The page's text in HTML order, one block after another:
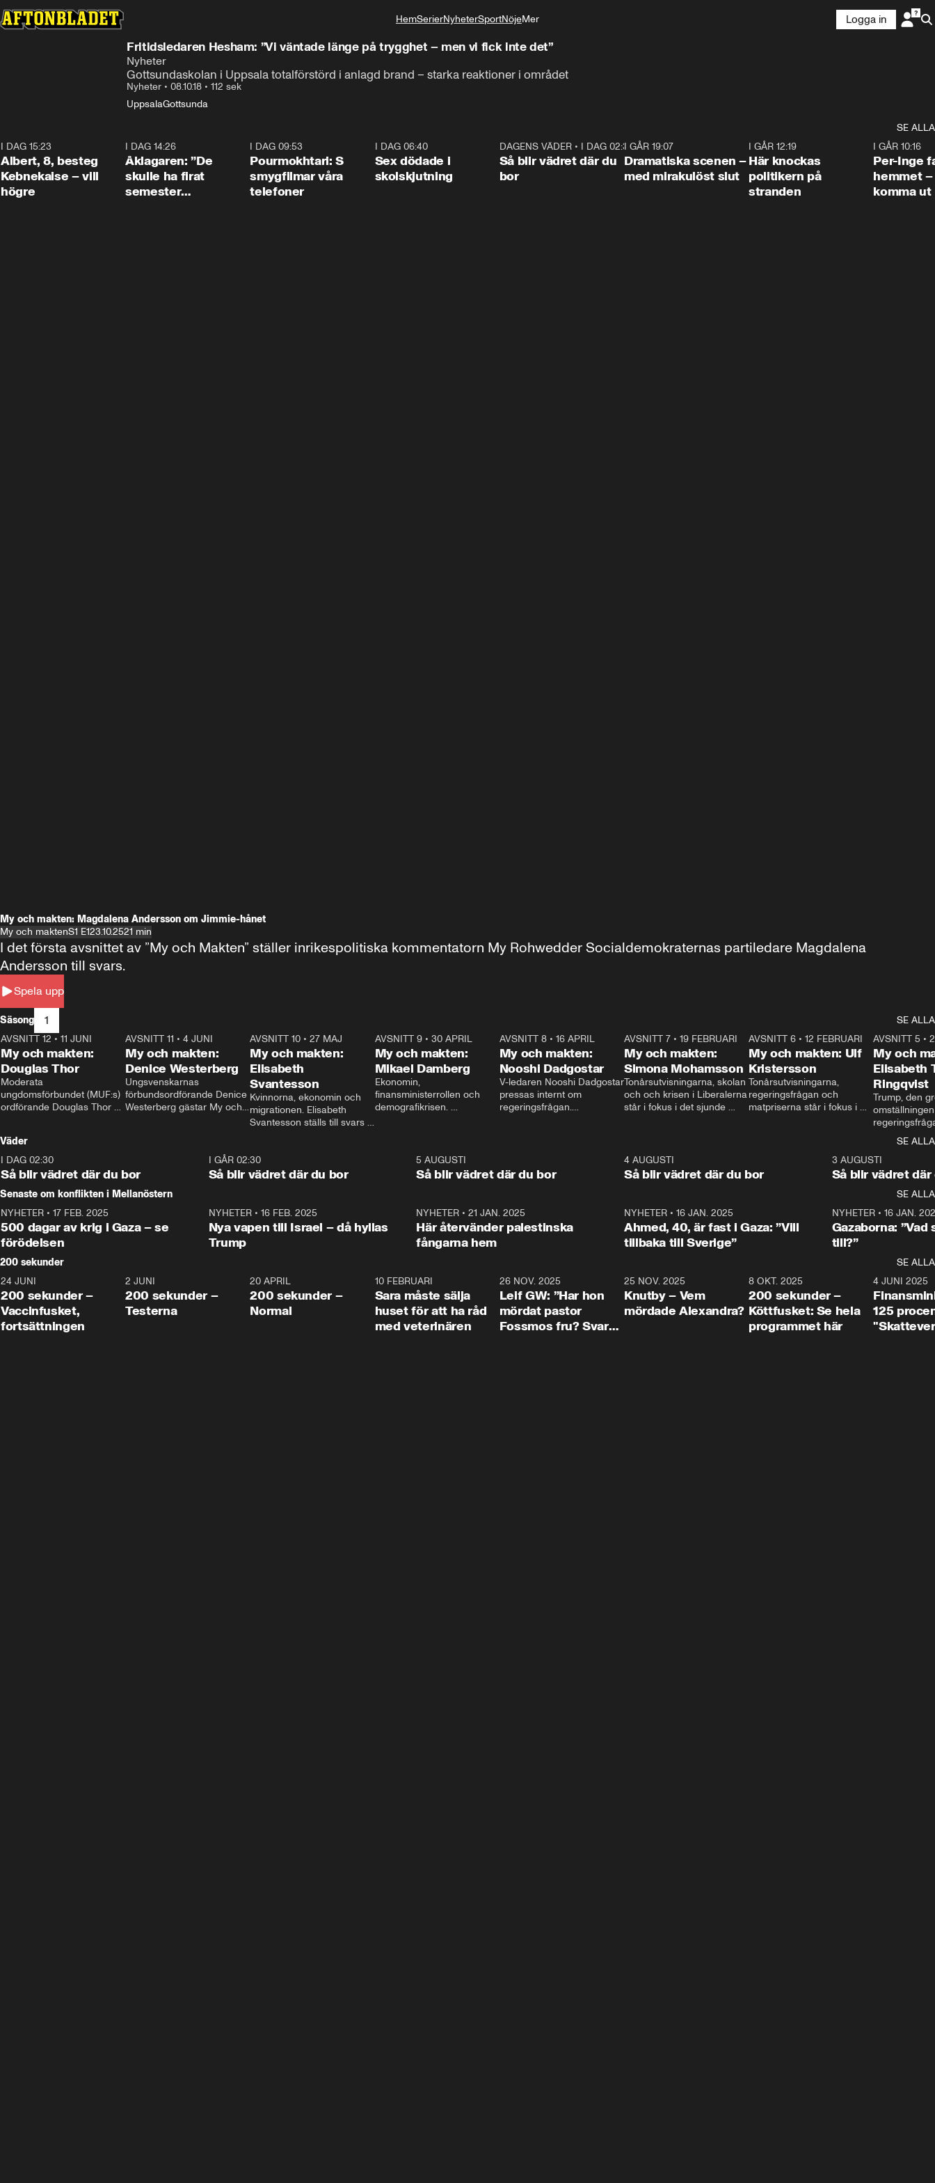
HemSerierNyheterSportNöjeMer
Livsstil
Logga in
Fritidsledaren Hesham: ”Vi väntade länge på trygghet – men vi fick inte det”
Nyheter
Gottsundaskolan i Uppsala totalförstörd i anlagd brand – starka reaktioner i området
Nyheter • 08.10.18 • 112 sek
UppsalaGottsunda
SE ALLA
I DAG 15:23
Albert, 8, besteg
Kebnekaise – vill
högre
I DAG 14:26
Åklagaren: ”De
skulle ha firat
semester
I DAG 09:53
Pourmokhtari: S
smygfilmar våra
telefoner
I DAG 06:40
Sex dödade i
skolskjutning
1:06
DAGENS VÄDER• I DAG 02:30
Så blir vädret där du
bor
I GÅR 19:07
Dramatiska scenen –
med mirakulöst slut
I GÅR 12:19
Här knockas
politikern på
stranden
I GÅR 10:16
Per-Inge
hemmet
komma ut
My och makten: Magdalena Andersson om Jimmie-hånet
My och maktenS1 E123.10.2521 min
Spela upp
I det första avsnittet av ”My och Makten” ställer inrikespolitiska kommentatorn My Rohwedder Socialdemokraternas partiledare Magdalena
Andersson till svars.
Säsong 1
SE ALLA
26:27
AVSNITT 12 • 11 JUNI
My och makten:
Douglas Thor
Moderata
ungdomsförbundet (MUF:s)
ordförande Douglas Thor
tonårsutvisningarna och hur
Moderaterna ska locka
väljare till valet i höst.
23:40
AVSNITT 11 •4 JUNI
My och makten:
Denice Westerberg
Ungsvenskarnas
förbundsordförande Denice
Westerberg gästar My och
AVSNITT 10 •27 MAJ
My och makten:
Elisabeth
Svantesson
Kvinnorna, ekonomin och
migrationen. Elisabeth
Svantesson ställs till svars
AVSNITT 9• 30 APRIL
My och makten:
Mikael Damberg
Ekonomin,
finansministerrollen och
demografikrisen.
och Makten.
AVSNITT 8• 16 APRIL
My och makten:
Nooshi Dadgostar
V-ledaren Nooshi Dadgostar
pressas internt om
regeringsfrågan.
– Vi ställer upp i val. Ska vi
vara med så sitter vi förstås
24:30
AVSNITT 7• 19 FEBRUARI
My och makten:
Simona Mohamsson
Tonårsutvisningarna, skolan
och och krisen i Liberalerna
står i fokus i det sjunde
kommentator My
Rohwedder ställer
utbildnings- och
Mohamsson till svars.
27:30
AVSNITT 6 •12 FEBRUARI
My och makten: Ulf
Kristersson
Tonårsutvisningarna,
regeringsfrågan och
matpriserna står i fokus i
Rohwedder ställer
statsminister Ulf Kristersson
AVSNITT 5 •
My och
Elisabeth
Ringqvist
Trump, den
centrum i
avsnittet av
Makten”. Se
Aftonbladets
Rohwedder
Thand Ring
Väder
SE ALLA
I DAG 02:30
Så blir vädret där du bor
1:06
I GÅR 02:30
Så blir vädret där du bor
5 AUGUSTI
Så blir vädret där du bor
4 AUGUSTI
Så blir vädret där du bor
3 AUGUSTI
Så blir vädret där
Senaste om konflikten i Mellanöstern
SE ALLA
NYHETER • 17 FEB. 2025
500 dagar av krig i Gaza – se
förödelsen
NYHETER• 16 FEB. 2025
Nya vapen till Israel – då hyllas
Trump
NYHETER •21 JAN. 2025
Här återvänder palestinska
fångarna hem
NYHETER• 16 JAN. 2025
Ahmed, 40, är fast i Gaza: ”Vill
tillbaka till Sverige”
NYHETER• 16 JAN.
Gazaborna:
till?”
200 sekunder
SE ALLA
5:00
24 JUNI
200 sekunder –
Vaccinfusket,
fortsättningen
4:23
2 JUNI
200 sekunder –
Testerna
20 APRIL
200 sekunder –
Normal
10 FEBRUARI
Sara måste sälja
huset för att ha råd
med veterinären
26 NOV. 2025
Leif GW: ”Har hon
mördat pastor
Fossmos fru? Svar
31:05
25 NOV. 2025
Knutby – Vem
mördade Alexandra?
4:29
8 OKT. 2025
200 sekunder –
Köttfusket: Se hela
programmet här
4 JUNI 2025
125